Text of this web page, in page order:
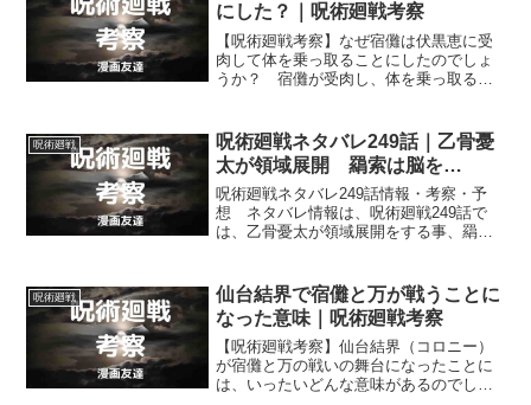
にした？｜呪術廻戦考察
【呪術廻戦考察】なぜ宿儺は伏黒恵に受
肉して体を乗っ取ることにしたのでしょ
うか？ 宿儺が受肉し、体を乗っ取る相
呪術廻戦
呪術廻戦ネタバレ249話｜乙骨憂
太が領域展開 羂索は脳を…
呪術廻戦ネタバレ249話情報・考察・予
想 ネタバレ情報は、呪術廻戦249話で
は、乙骨憂太が領域展開をする事、羂索
呪術廻戦
仙台結界で宿儺と万が戦うことに
なった意味｜呪術廻戦考察
【呪術廻戦考察】仙台結界（コロニー）
が宿儺と万の戦いの舞台になったことに
は、いったいどんな意味があるのでしょ